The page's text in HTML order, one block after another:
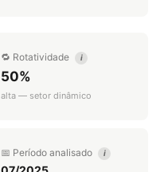
🔁 Rotatividade i
50%
alta — setor dinâmico
📅 Período analisado i